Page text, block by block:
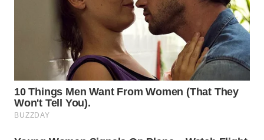
WN
KEPULAUAN
SERIBU